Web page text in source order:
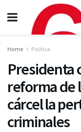
Home Política
Presidenta
reforma de
cárcel la
criminales